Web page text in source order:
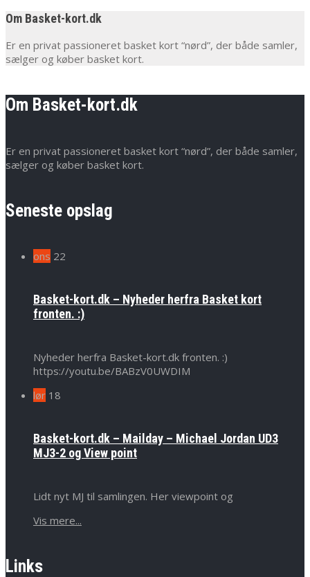
Om Basket-kort.dk
Er en privat passioneret basket kort “nørd”, der både samler,
sælger og køber basket kort.
Om Basket-kort.dk
Er en privat passioneret basket kort “nørd”, der både samler,
sælger og køber basket kort.
Seneste opslag
ons 22
Basket-kort.dk – Nyheder herfra Basket kort
fronten. :)
Nyheder herfra Basket-kort.dk fronten. :)
https://youtu.be/BABzV0UWDIM
lør 18
Basket-kort.dk – Mailday – Michael Jordan UD3
MJ3-2 og View point
Lidt nyt MJ til samlingen. Her viewpoint og
Vis mere...
Links